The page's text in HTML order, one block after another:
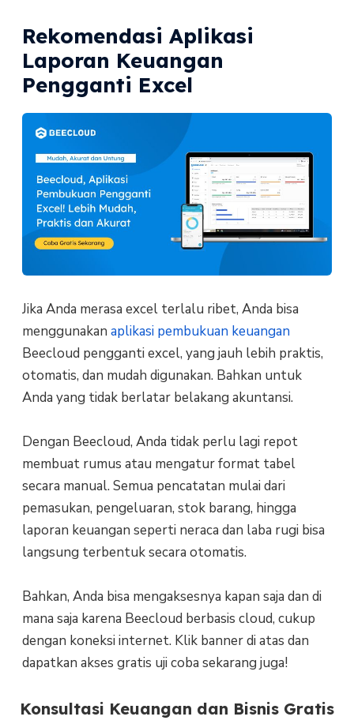
Rekomendasi Aplikasi
Laporan Keuangan
Pengganti Excel
Jika Anda merasa excel terlalu ribet, Anda bisa
menggunakan aplikasi pembukuan keuangan
Beecloud pengganti excel, yang jauh lebih praktis,
otomatis, dan mudah digunakan. Bahkan untuk
Anda yang tidak berlatar belakang akuntansi.
Dengan Beecloud, Anda tidak perlu lagi repot
membuat rumus atau mengatur format tabel
secara manual. Semua pencatatan mulai dari
pemasukan, pengeluaran, stok barang, hingga
laporan keuangan seperti neraca dan laba rugi bisa
langsung terbentuk secara otomatis.
Bahkan, Anda bisa mengaksesnya kapan saja dan di
mana saja karena Beecloud berbasis cloud, cukup
dengan koneksi internet. Klik banner di atas dan
dapatkan akses gratis uji coba sekarang juga!
Konsultasi Keuangan dan Bisnis Gratis